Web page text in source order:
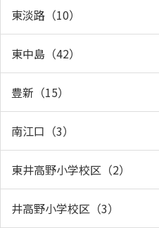
東淡路（10）
東中島（42）
豊新（15）
南江口（3）
東井高野小学校区（2）
井高野小学校区（3）